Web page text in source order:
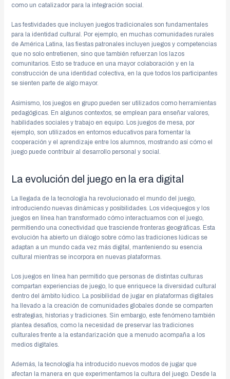
como un catalizador para la integración social.
Las festividades que incluyen juegos tradicionales son fundamentales
para la identidad cultural. Por ejemplo, en muchas comunidades rurales
de América Latina, las fiestas patronales incluyen juegos y competencias
que no solo entretienen, sino que también refuerzan los lazos
comunitarios. Esto se traduce en una mayor colaboración y en la
construcción de una identidad colectiva, en la que todos los participantes
se sienten parte de algo mayor.
Asimismo, los juegos en grupo pueden ser utilizados como herramientas
pedagógicas. En algunos contextos, se emplean para enseñar valores,
habilidades sociales y trabajo en equipo. Los juegos de mesa, por
ejemplo, son utilizados en entornos educativos para fomentar la
cooperación y el aprendizaje entre los alumnos, mostrando así cómo el
juego puede contribuir al desarrollo personal y social.
La evolución del juego en la era digital
La llegada de la tecnología ha revolucionado el mundo del juego,
introduciendo nuevas dinámicas y posibilidades. Los videojuegos y los
juegos en línea han transformado cómo interactuamos con el juego,
permitiendo una conectividad que trasciende fronteras geográficas. Esta
evolución ha abierto un diálogo sobre cómo las tradiciones lúdicas se
adaptan a un mundo cada vez más digital, manteniendo su esencia
cultural mientras se incorpora en nuevas plataformas.
Los juegos en línea han permitido que personas de distintas culturas
compartan experiencias de juego, lo que enriquece la diversidad cultural
dentro del ámbito lúdico. La posibilidad de jugar en plataformas digitales
ha llevado a la creación de comunidades globales donde se comparten
estrategias, historias y tradiciones. Sin embargo, este fenómeno también
plantea desafíos, como la necesidad de preservar las tradiciones
culturales frente a la estandarización que a menudo acompaña a los
medios digitales.
Además, la tecnología ha introducido nuevos modos de jugar que
afectan la manera en que experimentamos la cultura del juego. Desde la